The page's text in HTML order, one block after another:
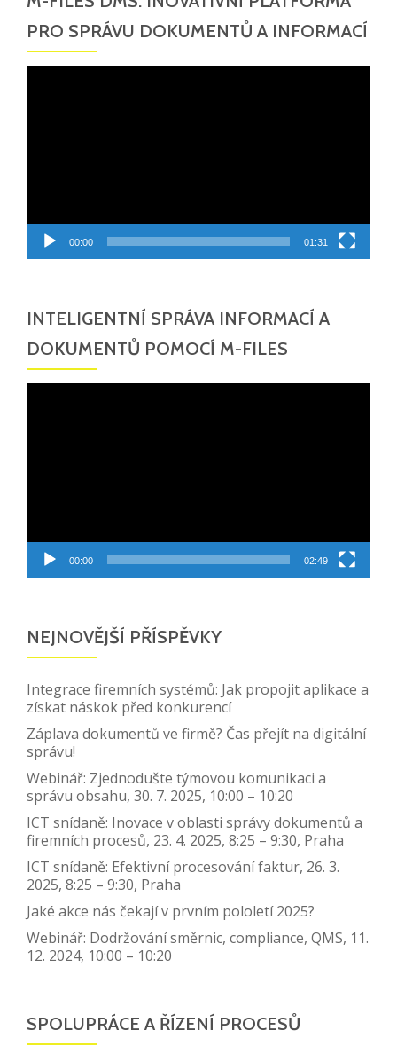
PRO SPRÁVU DOKUMENTŮ A INFORMACÍ
00:00 01:31
INTELIGENTNÍ SPRÁVA INFORMACÍ A
DOKUMENTŮ POMOCÍ M-FILES
00:00 02:49
NEJNOVĚJŠÍ PŘÍSPĚVKY
Integrace firemních systémů: Jak propojit aplikace a
získat náskok před konkurencí
Záplava dokumentů ve firmě? Čas přejít na digitální
správu!
Webinář: Zjednodušte týmovou komunikaci a
správu obsahu, 30. 7. 2025, 10:00 – 10:20
ICT snídaně: Inovace v oblasti správy dokumentů a
firemních procesů, 23. 4. 2025, 8:25 – 9:30, Praha
ICT snídaně: Efektivní procesování faktur, 26. 3.
2025, 8:25 – 9:30, Praha
Jaké akce nás čekají v prvním pololetí 2025?
Webinář: Dodržování směrnic, compliance, QMS, 11.
12. 2024, 10:00 – 10:20
SPOLUPRÁCE A ŘÍZENÍ PROCESŮ